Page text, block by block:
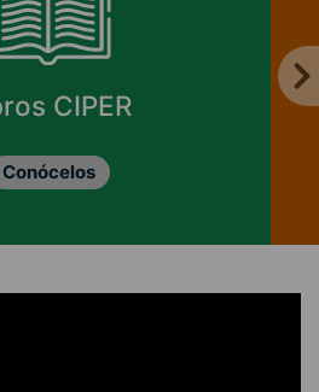
CIPER
Conócelos